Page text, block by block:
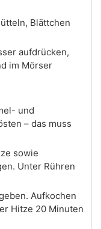
Blättchen
aufdrücken,
im Mörser
und
– das muss
sowie
Unter Rühren
Aufkochen
Hitze 20 Minuten